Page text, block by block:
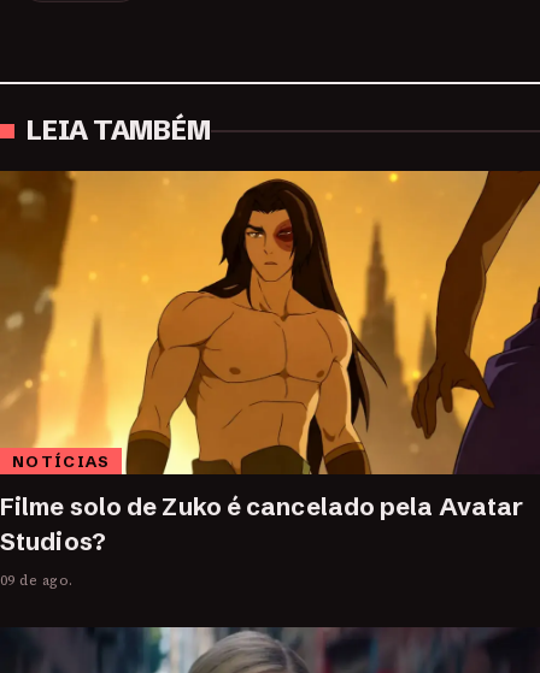
LEIA TAMBÉM
NOTÍCIAS
Filme solo de Zuko é cancelado pela Avatar
Studios?
09 de ago.